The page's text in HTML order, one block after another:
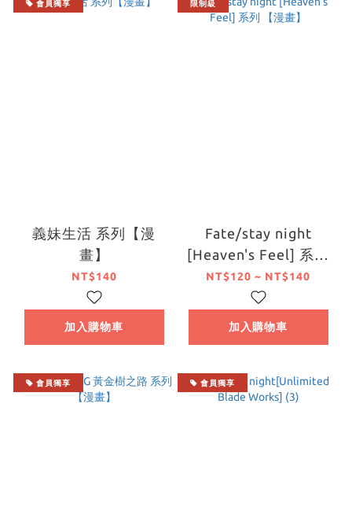
會員獨享
義妹生活 系列【漫
畫】
NT$140
加入購物車
限制級
Fate/stay night
[Heaven's Feel] 系列
【漫畫】
NT$120 ~ NT$140
加入購物車
會員獨享 會員獨享